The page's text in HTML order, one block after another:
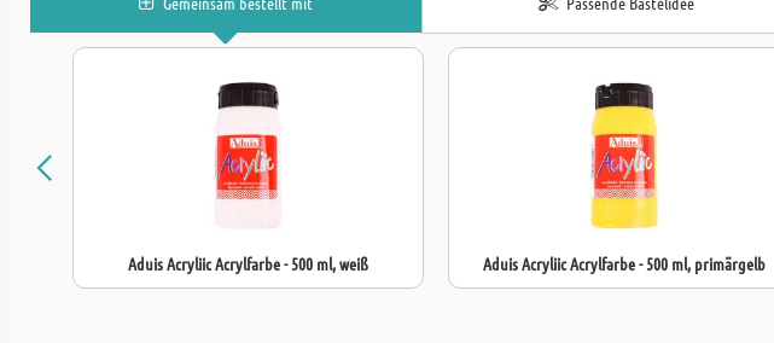
Aduis Acryliic Acrylfarbe - 500 ml, weiß Aduis Acryliic Acrylfarbe - 500 ml, primärgelb